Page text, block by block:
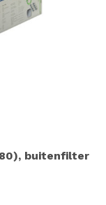
buitenfilter